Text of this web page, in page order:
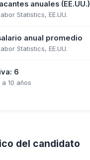
anuales (EE.UU.)
Statistics, EE.UU.
anual promedio
Statistics, EE.UU.
6
10 años
del candidato